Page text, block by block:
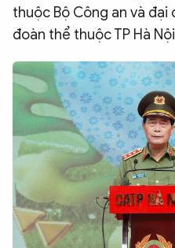
thuộc Bộ Công an và đại
đoàn thể thuộc TP Hà